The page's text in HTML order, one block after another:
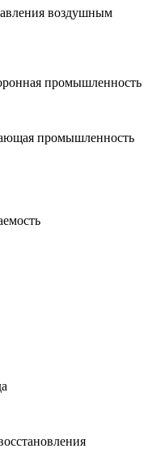
воздушным
промышленность
промышленность